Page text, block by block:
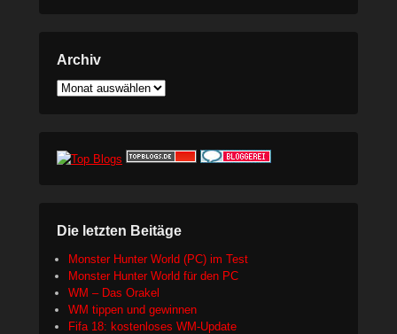
Archiv
Archiv
Die letzten Beitäge
Monster Hunter World (PC) im Test
Monster Hunter World für den PC
WM – Das Orakel
WM tippen und gewinnen
Fifa 18: kostenloses WM-Update